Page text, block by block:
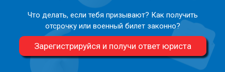
Что делать, если тебя призывают? Как получить
отсрочку или военный билет законно?
Зарегистрируйся и получи ответ юриста